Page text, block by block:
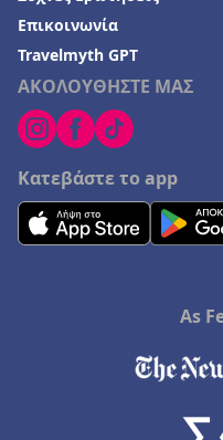
ΑΚΟΛΟΥΘΗΣΤΕ ΜΑΣ
Κατεβάστε το app
Επικοινωνία
Travelmyth GPT
As